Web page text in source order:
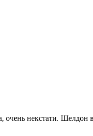
очень некстати. Шелдон